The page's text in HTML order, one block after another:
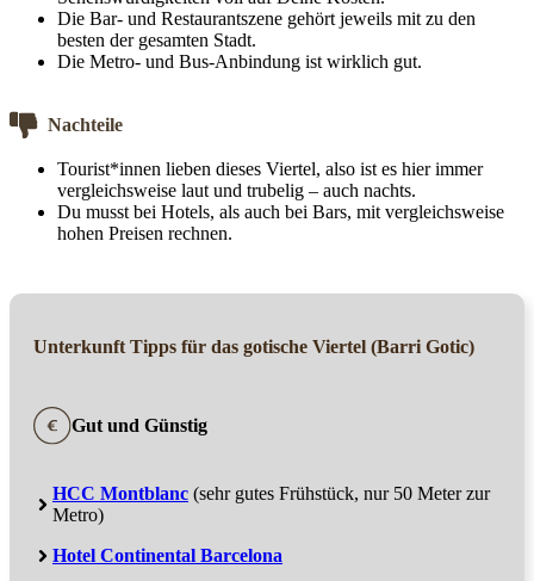
Die Bar- und Restaurantszene gehört jeweils mit zu den
besten der gesamten Stadt.
Die Metro- und Bus-Anbindung ist wirklich gut.
Nachteile
Tourist*innen lieben dieses Viertel, also ist es hier immer
vergleichsweise laut und trubelig – auch nachts.
Du musst bei Hotels, als auch bei Bars, mit vergleichsweise
hohen Preisen rechnen.
Unterkunft Tipps für das gotische Viertel (Barri Gotic)
Gut und Günstig
HCC Montblanc (sehr gutes Frühstück, nur 50 Meter zur
Metro)
Hotel Continental Barcelona